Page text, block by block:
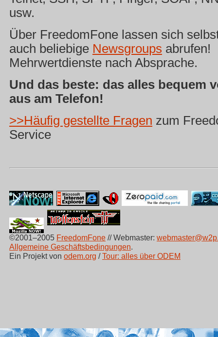
usw.
Über FreedomFone lassen sich
auch beliebige Newsgroups abrufen!
Mehrwertdienste nach Absprache.
Und das beste: das alles bequem
aus am Telefon!
>>Häufig gestellte Fragen zum
Service
©2001–2005 FreedomFone // Webmaster:
Allgemeine Geschäftsbedingungen.
Ein Projekt von odem.org /Tour: alles über ODEM